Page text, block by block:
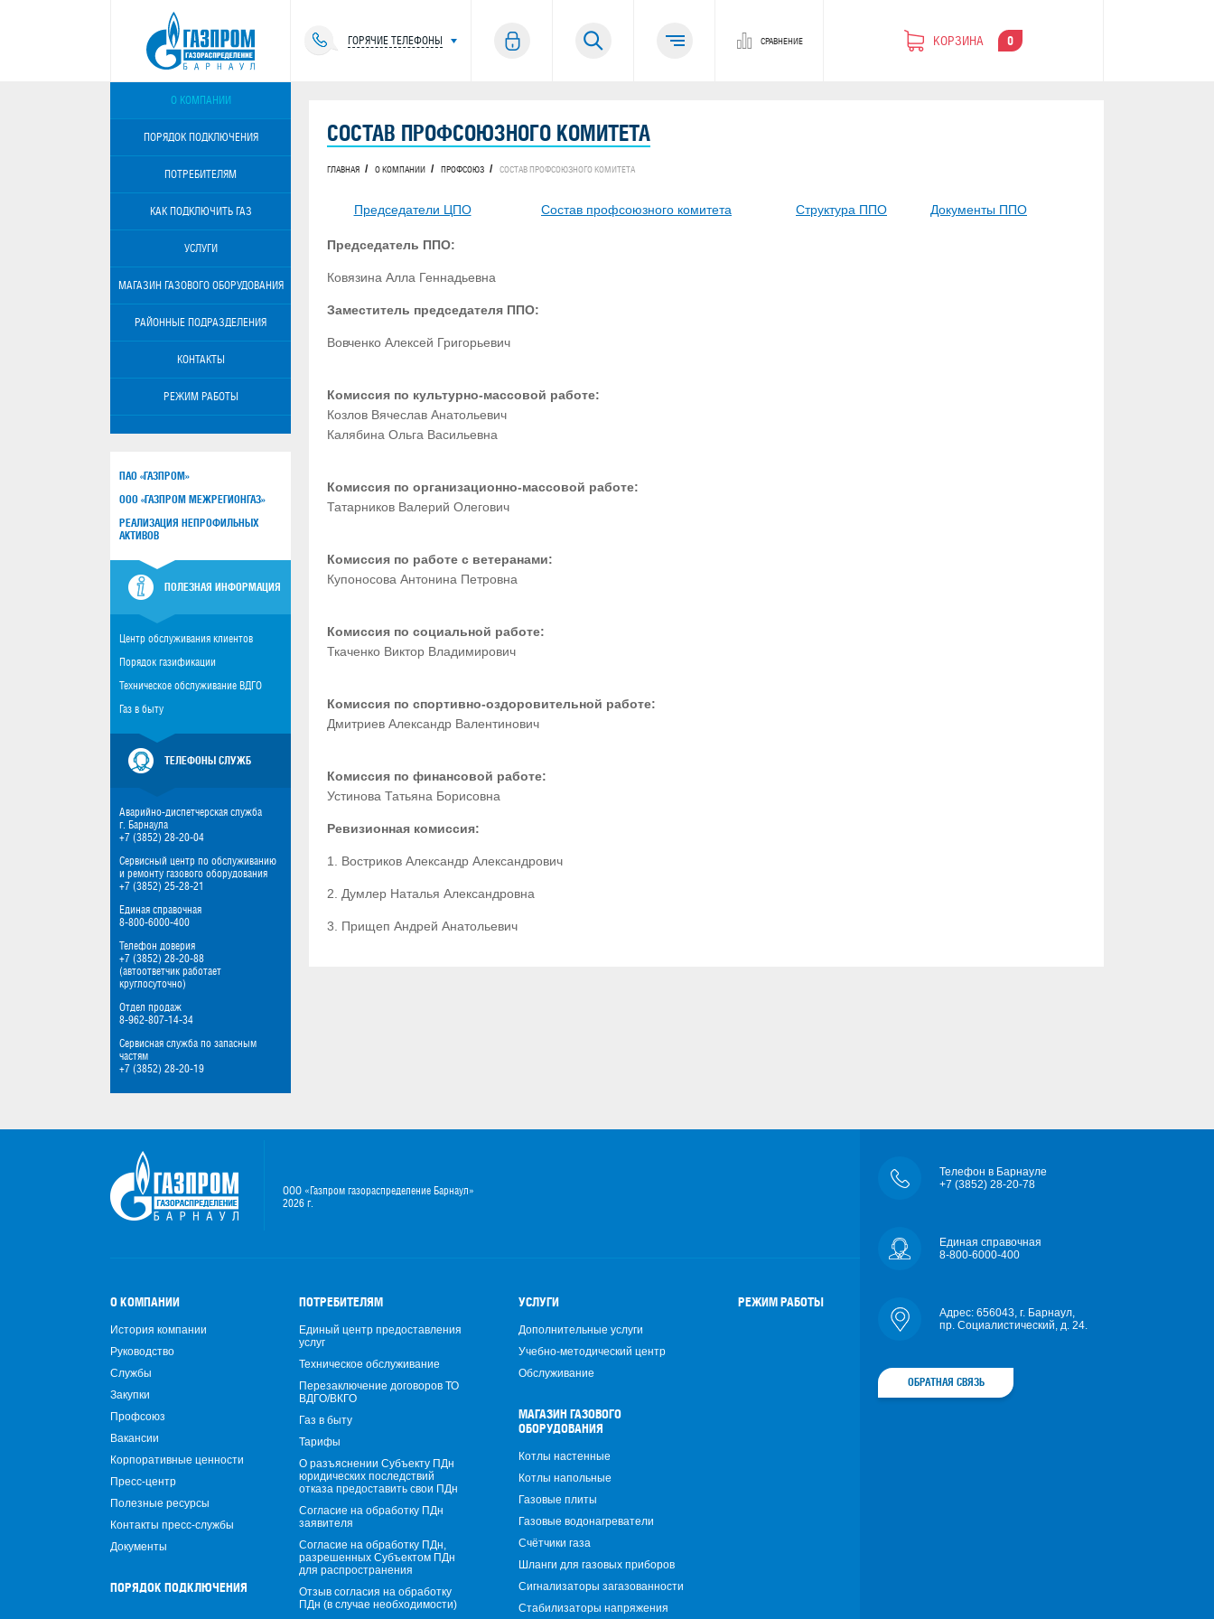
ГОРЯЧИЕ ТЕЛЕФОНЫ СРАВНЕНИЕ КОРЗИНА 0
О КОМПАНИИ
ПОРЯДОК ПОДКЛЮЧЕНИЯ
ПОТРЕБИТЕЛЯМ
КАК ПОДКЛЮЧИТЬ ГАЗ
УСЛУГИ
МАГАЗИН ГАЗОВОГО ОБОРУДОВАНИЯ
РАЙОННЫЕ ПОДРАЗДЕЛЕНИЯ
КОНТАКТЫ
РЕЖИМ РАБОТЫ
ПАО «ГАЗПРОМ»
ООО «ГАЗПРОМ МЕЖРЕГИОНГАЗ»
РЕАЛИЗАЦИЯ НЕПРОФИЛЬНЫХ
АКТИВОВ
ПОЛЕЗНАЯ ИНФОРМАЦИЯ
Центр обслуживания клиентов
Порядок газификации
Техническое обслуживание ВДГО
Газ в быту
ТЕЛЕФОНЫ СЛУЖБ
Аварийно-диспетчерская служба
г. Барнаула
+7 (3852) 28-20-04
Сервисный центр по обслуживанию
и ремонту газового оборудования
+7 (3852) 25-28-21
Единая справочная
8-800-6000-400
Телефон доверия
+7 (3852) 28-20-88
(автоответчик работает
круглосуточно)
Отдел продаж
8-962-807-14-34
Сервисная служба по запасным
частям
+7 (3852) 28-20-19
СОСТАВ ПРОФСОЮЗНОГО КОМИТЕТА
ГЛАВНАЯ О КОМПАНИИ ПРОФСОЮЗ СОСТАВ ПРОФСОЮЗНОГО КОМИТЕТА
Председатели ЦПО Состав профсоюзного комитета Структура ППО Документы ППО
Председатель ППО:
Ковязина Алла Геннадьевна
Заместитель председателя ППО:
Вовченко Алексей Григорьевич
Комиссия по культурно-массовой работе:
Козлов Вячеслав Анатольевич
Калябина Ольга Васильевна
Комиссия по организационно-массовой работе:
Татарников Валерий Олегович
Комиссия по работе с ветеранами:
Купоносова Антонина Петровна
Комиссия по социальной работе:
Ткаченко Виктор Владимирович
Комиссия по спортивно-оздоровительной работе:
Дмитриев Александр Валентинович
Комиссия по финансовой работе:
Устинова Татьяна Борисовна
Ревизионная комиссия:
1. Востриков Александр Александрович
2. Думлер Наталья Александровна
3. Прищеп Андрей Анатольевич
ООО «Газпром газораспределение Барнаул»
2026 г.
О КОМПАНИИ
История компании
Руководство
Службы
Закупки
Профсоюз
Вакансии
Корпоративные ценности
Пресс-центр
Полезные ресурсы
Контакты пресс-службы
Документы
ПОРЯДОК ПОДКЛЮЧЕНИЯ
ПОТРЕБИТЕЛЯМ
Единый центр предоставления
услуг
Техническое обслуживание
Перезаключение договоров ТО
ВДГО/ВКГО
Газ в быту
Тарифы
О разъяснении Субъекту ПДн
юридических последствий
отказа предоставить свои ПДн
Согласие на обработку ПДн
заявителя
Согласие на обработку ПДн,
разрешенных Субъектом ПДн
для распространения
Отзыв согласия на обработку
ПДн (в случае необходимости)
УСЛУГИ
Дополнительные услуги
Учебно-методический центр
Обслуживание
МАГАЗИН ГАЗОВОГО
ОБОРУДОВАНИЯ
Котлы настенные
Котлы напольные
Газовые плиты
Газовые водонагреватели
Счётчики газа
Шланги для газовых приборов
Сигнализаторы загазованности
Стабилизаторы напряжения
РЕЖИМ РАБОТЫ
Телефон в Барнауле
+7 (3852) 28-20-78
Единая справочная
8-800-6000-400
Адрес: 656043, г. Барнаул,
пр. Социалистический, д. 24.
ОБРАТНАЯ СВЯЗЬ